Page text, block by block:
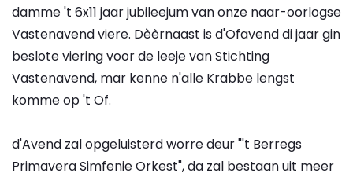
damme 't 6x11 jaar jubileejum van onze naar-oorlogse
Vastenavend viere. Dèèrnaast is d'Ofavend di jaar gin
beslote viering voor de leeje van Stichting
Vastenavend, mar kenne n'alle Krabbe lengst
komme op 't Of.
d'Avend zal opgeluisterd worre deur "'t Berregs
Primavera Simfenie Orkest", da zal bestaan uit meer